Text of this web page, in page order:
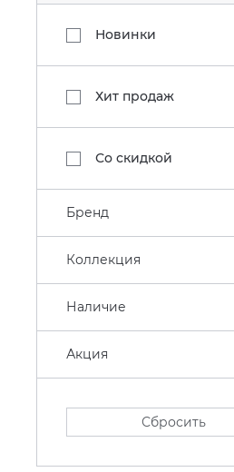
Новинки
Хит продаж
Со скидкой
Бренд
Коллекция
Наличие
Акция
Сбросить